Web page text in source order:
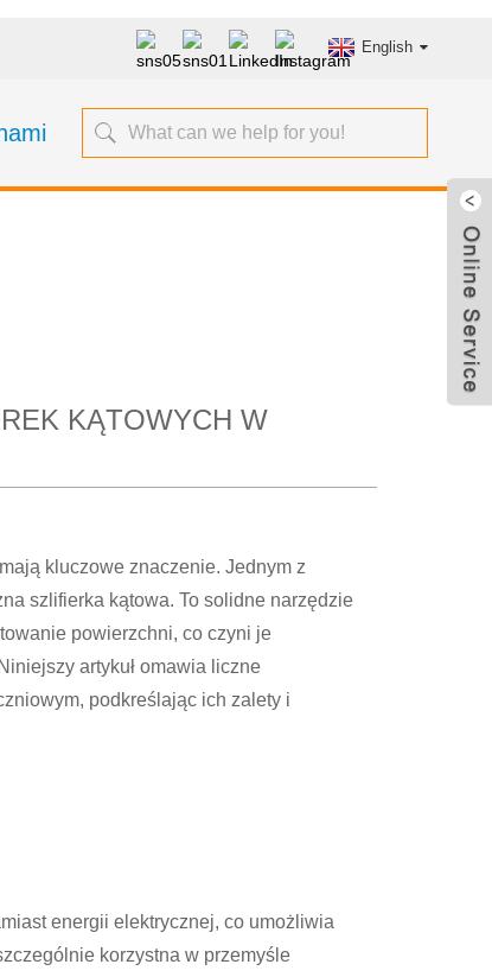
English
KĄTOWYCH W
kluczowe znaczenie. Jednym z
szlifierka kątowa. To solidne narzędzie
powierzchni, co czyni je
artykuł omawia liczne
podkreślając ich zalety i
energii elektrycznej, co umożliwia
korzystna w przemyśle